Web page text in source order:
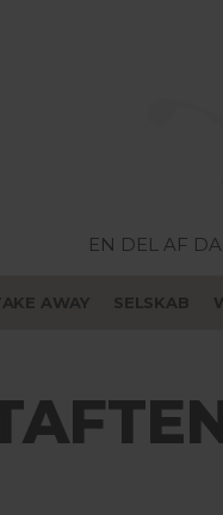
EN DEL AF
AWAY SELSKAB